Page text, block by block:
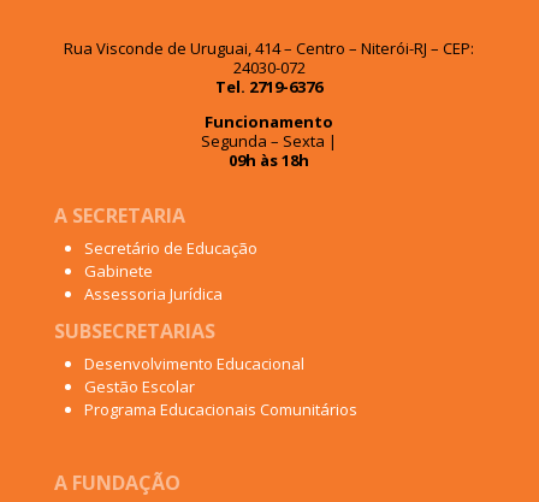
Rua Visconde de Uruguai, 414 – Centro – Niterói-RJ – CEP:
24030-072
Tel. 2719-6376
Funcionamento
Segunda – Sexta |
09h às 18h
A SECRETARIA
Secretário de Educação
Gabinete
Assessoria Jurídica
SUBSECRETARIAS
Desenvolvimento Educacional
Gestão Escolar
Programa Educacionais Comunitários
A FUNDAÇÃO